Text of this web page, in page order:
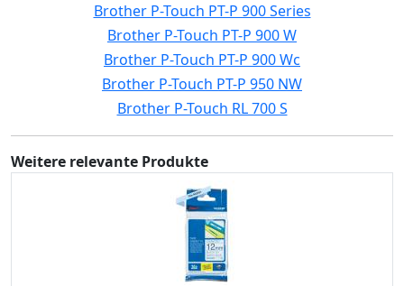
Brother P-Touch PT-P 900 Series
Brother P-Touch PT-P 900 W
Brother P-Touch PT-P 900 Wc
Brother P-Touch PT-P 950 NW
Brother P-Touch RL 700 S
Weitere relevante Produkte